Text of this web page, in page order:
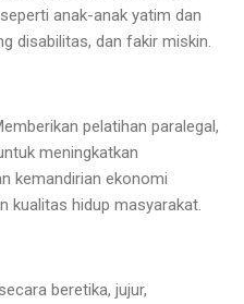
anak-anak yatim dan
disabilitas, dan fakir miskin.
pelatihan paralegal,
meningkatkan
kemandirian ekonomi
kualitas hidup masyarakat.
beretika, jujur,